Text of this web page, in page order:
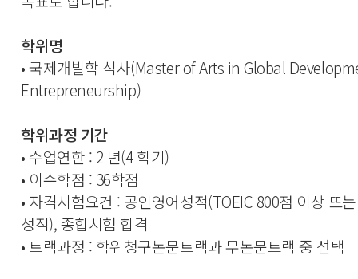
학위명
• 국제개발학 석사(Master of Arts in Global
Entrepreneurship)
학위과정 기간
• 수업연한 : 2 년(4 학기)
• 이수학점 : 36학점
• 자격시험요건 : 공인영어성적(TOEIC 800점 이상 또
성적), 종합시험 합격
• 트랙과정 : 학위청구논문트랙과 무논문트랙 중 선택